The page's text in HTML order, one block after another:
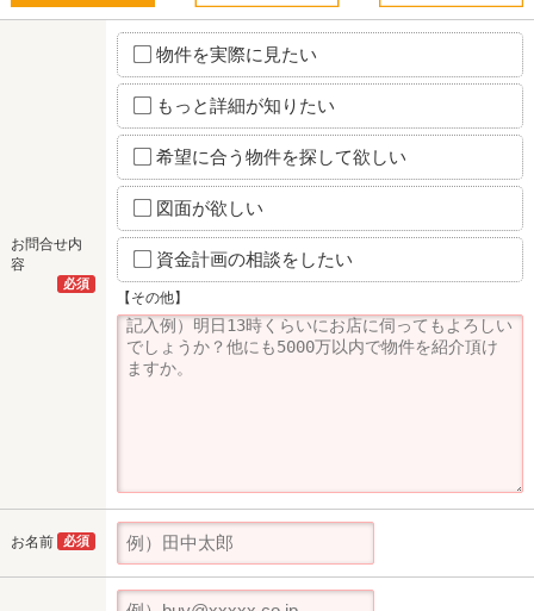
お問合せ内
容
必須
物件を実際に見たい
もっと詳細が知りたい
希望に合う物件を探して欲しい
図面が欲しい
資金計画の相談をしたい
【その他】
お名前 必須